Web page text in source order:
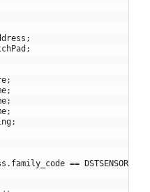
;
;
;
;
;
;
;
. family_code ==